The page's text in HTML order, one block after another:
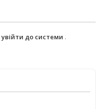
увійти до системи .